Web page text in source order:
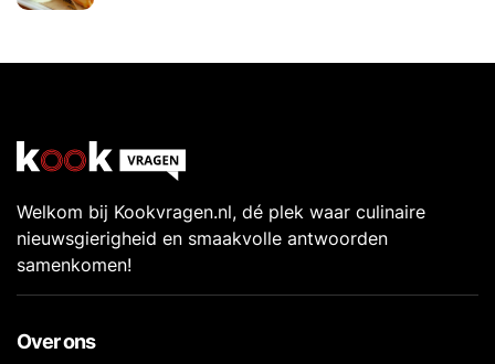
Welkom bij Kookvragen.nl, dé plek waar culinaire
nieuwsgierigheid en smaakvolle antwoorden
samenkomen!
Over ons